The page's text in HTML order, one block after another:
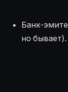
Банк-
но бывает).